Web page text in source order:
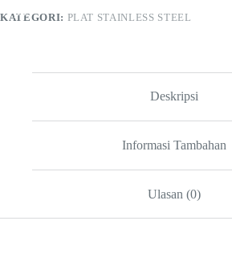
KATEGORI: PLAT STAINLESS STEEL
Deskripsi
Informasi Tambahan
Ulasan (0)